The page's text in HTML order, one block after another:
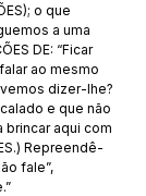
o que
a uma
DE: “Ficar
ao mesmo
dizer-lhe?
e que não
brincar aqui com
Repreendê-
fale”,